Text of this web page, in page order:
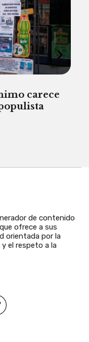
carece
de contenido
ofrece a sus
orientada por la
el respeto a la